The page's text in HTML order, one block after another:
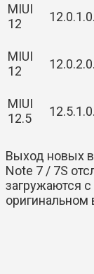
MIUI
12
MIUI
12
MIUI
12.5
Выход новых
Note 7 / 7S
загружаются
оригинальном